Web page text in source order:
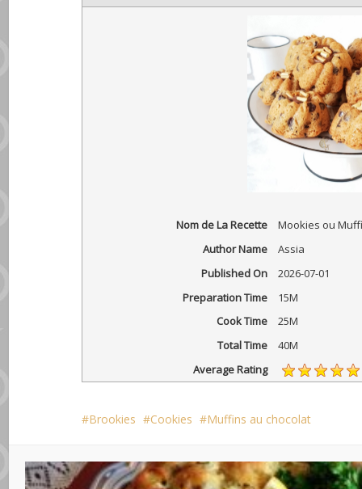
Nom de La Recette
Mookies ou
Author Name
Assia
Published On
2026-07-01
Preparation Time
15M
Cook Time
25M
Total Time
40M
Average Rating
Brookies Cookies Muffins au chocolat